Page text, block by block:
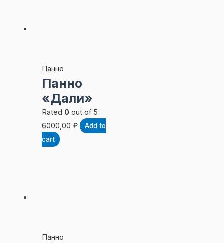
Панно
Панно
«Дали»
Rated 0out of 5
6000,00 ₽
Add to
cart
Панно